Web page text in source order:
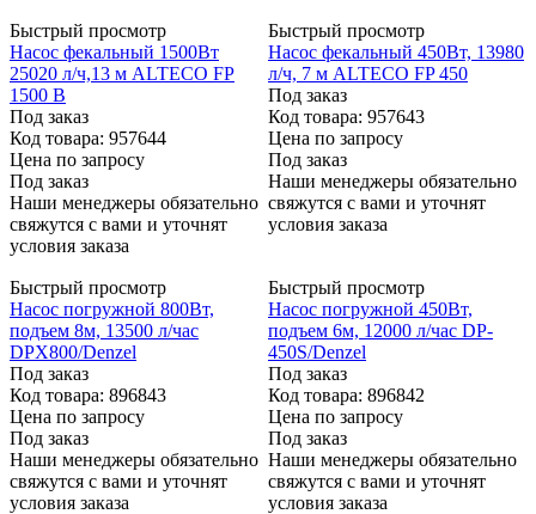
Быстрый просмотр
Насос фекальный 1500Вт
25020 л/ч,13 м ALTECO FP
1500 B
Под заказ
Код товара: 957644
Цена по запросу
Под заказ
Наши менеджеры обязательно
свяжутся с вами и уточнят
условия заказа
Быстрый просмотр
Насос фекальный 450Вт, 13980
л/ч, 7 м ALTECO FP 450
Под заказ
Код товара: 957643
Цена по запросу
Под заказ
Наши менеджеры обязательно
свяжутся с вами и уточнят
условия заказа
Быстрый просмотр
Насос погружной 800Вт,
подъем 8м, 13500 л/час
DPХ800/Denzel
Под заказ
Код товара: 896843
Цена по запросу
Под заказ
Наши менеджеры обязательно
свяжутся с вами и уточнят
условия заказа
Быстрый просмотр
Насос погружной 450Вт,
подъем 6м, 12000 л/час DP-
450S/Denzel
Под заказ
Код товара: 896842
Цена по запросу
Под заказ
Наши менеджеры обязательно
свяжутся с вами и уточнят
условия заказа